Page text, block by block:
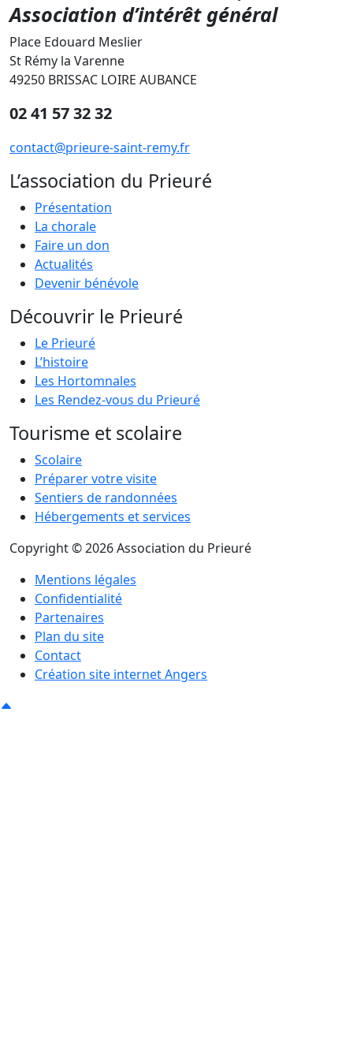
Association d’intérêt général
Place Edouard Meslier
St Rémy la Varenne
49250 BRISSAC LOIRE AUBANCE
02 41 57 32 32
contact@prieure-saint-remy.fr
L’association du Prieuré
Présentation
La chorale
Faire un don
Actualités
Devenir bénévole
Découvrir le Prieuré
Le Prieuré
L’histoire
Les Hortomnales
Les Rendez-vous du Prieuré
Tourisme et scolaire
Scolaire
Préparer votre visite
Sentiers de randonnées
Hébergements et services
Copyright © 2026 Association du Prieuré
Mentions légales
Confidentialité
Partenaires
Plan du site
Contact
Création site internet Angers